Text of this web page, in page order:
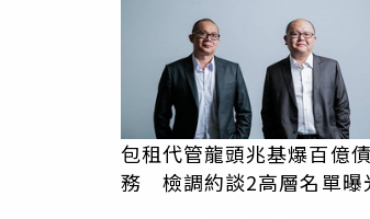
包租代管龍頭兆基爆百億債
務 檢調約談2高層名單曝